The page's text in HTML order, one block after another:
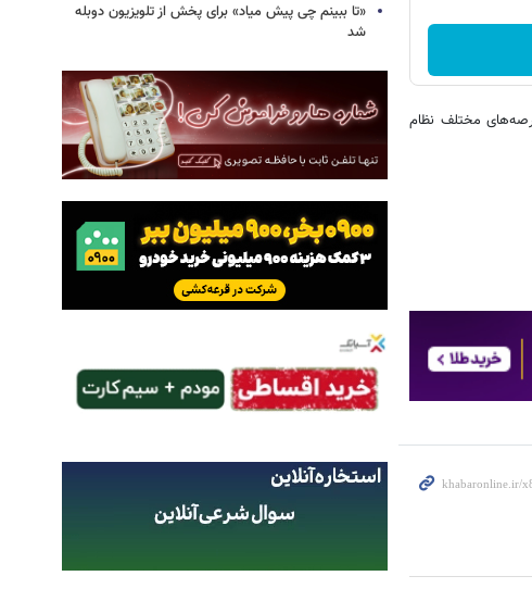
مختلف نظام
«تا ببینم چی پیش میاد» برای پخش از تلویزیون دوبله
شد